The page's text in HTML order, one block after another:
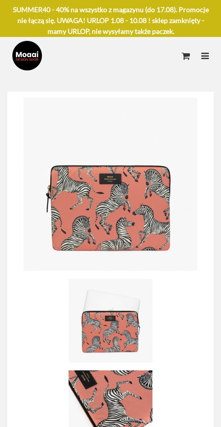
SUMMER40 - 40% na wszystko z magazynu (do 17.08). Promocje
nie łączą się. UWAGA! URLOP 1.08 - 10.08 ! sklep zamknięty -
mamy URLOP, nie wysyłamy także paczek.